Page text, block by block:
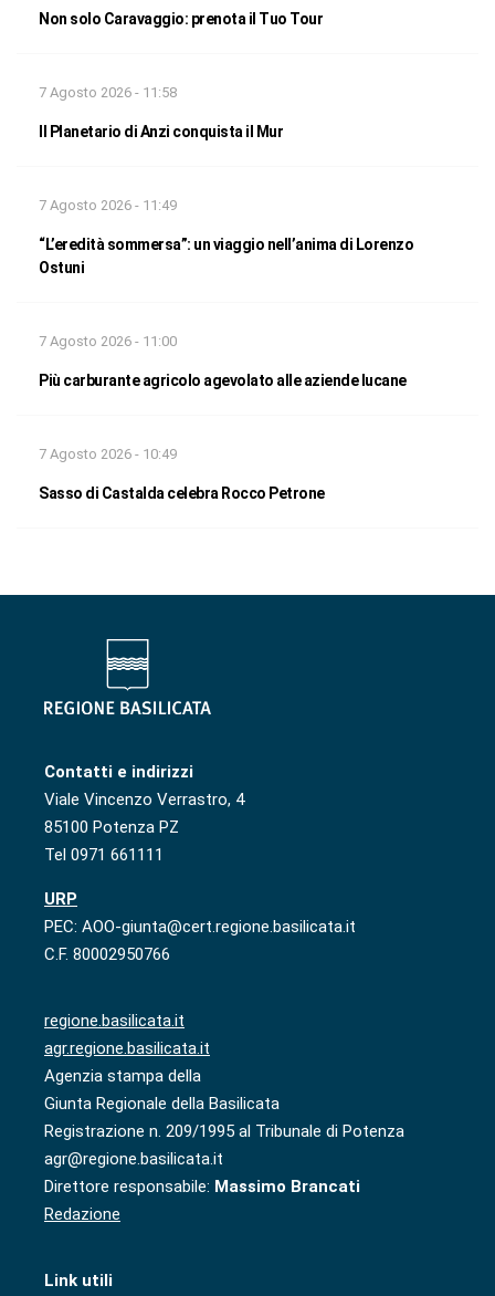
Non solo Caravaggio: prenota il Tuo Tour
7 Agosto 2026 - 11:58
Il Planetario di Anzi conquista il Mur
7 Agosto 2026 - 11:49
“L’eredità sommersa”: un viaggio nell’anima di Lorenzo
Ostuni
7 Agosto 2026 - 11:00
Più carburante agricolo agevolato alle aziende lucane
7 Agosto 2026 - 10:49
Sasso di Castalda celebra Rocco Petrone
Contatti e indirizzi
Viale Vincenzo Verrastro, 4
85100 Potenza PZ
Tel 0971 661111
URP
PEC: AOO-giunta@cert.regione.basilicata.it
C.F. 80002950766
regione.basilicata.it
agr.regione.basilicata.it
Agenzia stampa della
Giunta Regionale della Basilicata
Registrazione n. 209/1995 al Tribunale di Potenza
agr@regione.basilicata.it
Direttore responsabile: Massimo Brancati
Redazione
Link utili